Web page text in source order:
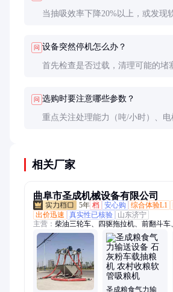
当抽吸效率下降20%以上，或发现
问 设备突然停机怎么办？
首先检查是否过载，清理可能的堵
问 选购时要注意哪些参数？
重点关注处理能力（吨/小时）、
相关厂家
曲阜市圣成机械设备有限公司
5年 档 安心购 综合体验L1
出价迅速
真实性已核验
山东济宁
主营： 柴油三轮车、四驱拖拉机、前翻斗车
车、液压打包机、饲料粉碎机、四驱农用车
粒取暖炉、工程自卸三轮车、柴油自卸三
圣成粮食气力输